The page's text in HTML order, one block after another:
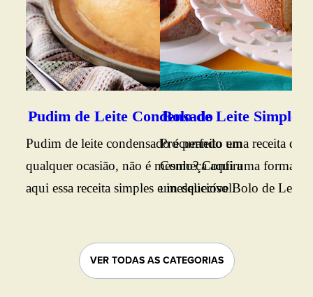
Pudim de Leite Condensado
Pudim de leite condensado é perfeito em
qualquer ocasião, não é mesmo? Confira
aqui essa receita simples e inesquecível.
Bolo de Leite Simples
Procurando uma receita de
Conheça aqui uma forma
um delicioso Bolo de Leite.
VER TODAS AS CATEGORIAS